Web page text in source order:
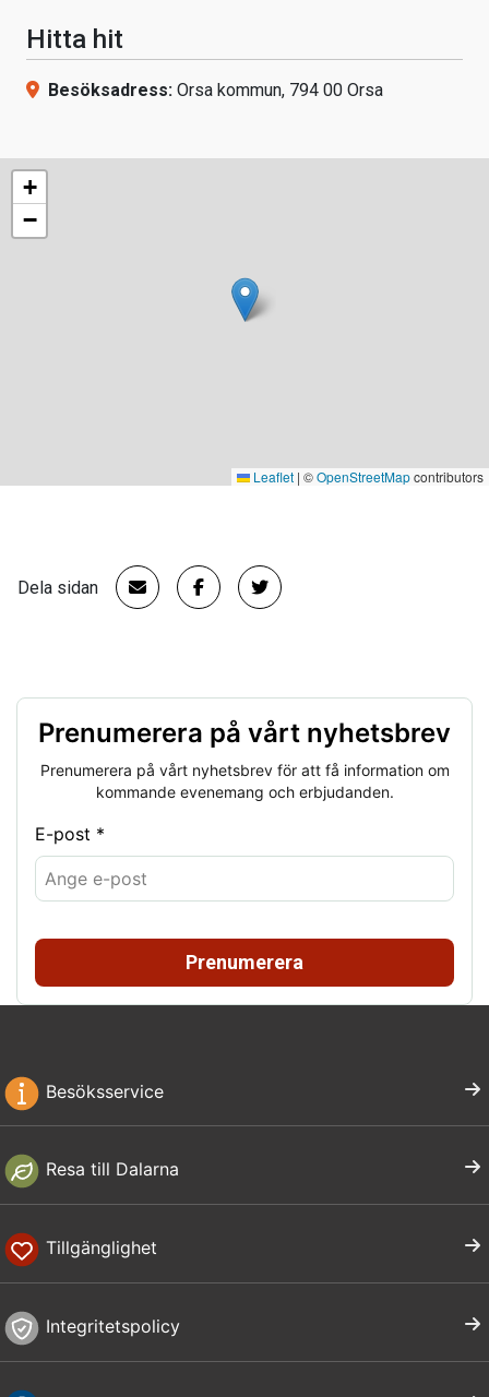
Hitta hit
Besöksadress: Orsa kommun, 794 00 Orsa
+
−
Leaflet | ©OpenStreetMapcontributors
Dela sidan
Prenumerera på vårt nyhetsbrev
Prenumerera på vårt nyhetsbrev för att få information om
kommande evenemang och erbjudanden.
E-post *
Prenumerera
Besöksservice
Resa till Dalarna
Tillgänglighet
Integritetspolicy